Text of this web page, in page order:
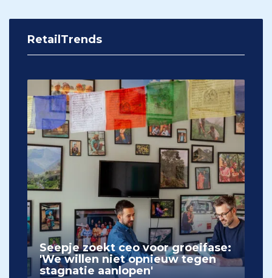
RetailTrends
Seepje zoekt ceo voor groeifase:
'We willen niet opnieuw tegen
stagnatie aanlopen'